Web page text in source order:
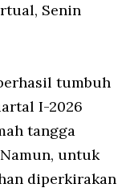
Senin
tumbuh
I-2026
tangga
untuk
diperkirakan